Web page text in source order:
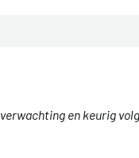
en keurig